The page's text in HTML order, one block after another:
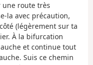
une route très
la avec précaution,
(légèrement sur ta
À la bifurcation
et continue tout
Suis ce chemin